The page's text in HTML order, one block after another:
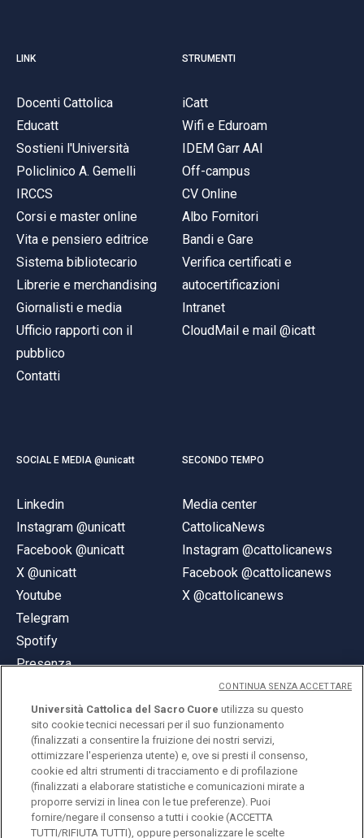
LINK
Docenti Cattolica
Educatt
Sostieni l'Università
Policlinico A. Gemelli
IRCCS
Corsi e master online
Vita e pensiero editrice
Sistema bibliotecario
Librerie e merchandising
Giornalisti e media
Ufficio rapporti con il
pubblico
Contatti
STRUMENTI
iCatt
Wifi e Eduroam
IDEM Garr AAI
Off-campus
CV Online
Albo Fornitori
Bandi e Gare
Verifica certificati e
autocertificazioni
Intranet
CloudMail e mail @icatt
SOCIAL E MEDIA @unicatt
Linkedin
Instagram @unicatt
Facebook @unicatt
X @unicatt
Youtube
Telegram
Spotify
Presenza
SECONDO TEMPO
Media center
CattolicaNews
Instagram @cattolicanews
Facebook @cattolicanews
X @cattolicanews
© Università Cattolica del Sacro Cuore
Largo A. Gemelli 1, 20123 Milano
PI 02133120150
Università Cattolica del Sacro Cuore utilizza su questo
sito cookie tecnici necessari per il suo funzionamento
(finalizzati a consentire la fruizione dei nostri servizi,
ottimizzare l'esperienza utente) e, ove si presti il consenso,
cookie ed altri strumenti di tracciamento e di profilazione
(finalizzati a elaborare statistiche e comunicazioni mirate a
proporre servizi in linea con le tue preferenze). Puoi
fornire/negare il consenso a tutti i cookie (ACCETTA
TUTTI/RIFIUTA TUTTI), oppure personalizzare le scelte
CONTINUA SENZA ACCETTARE